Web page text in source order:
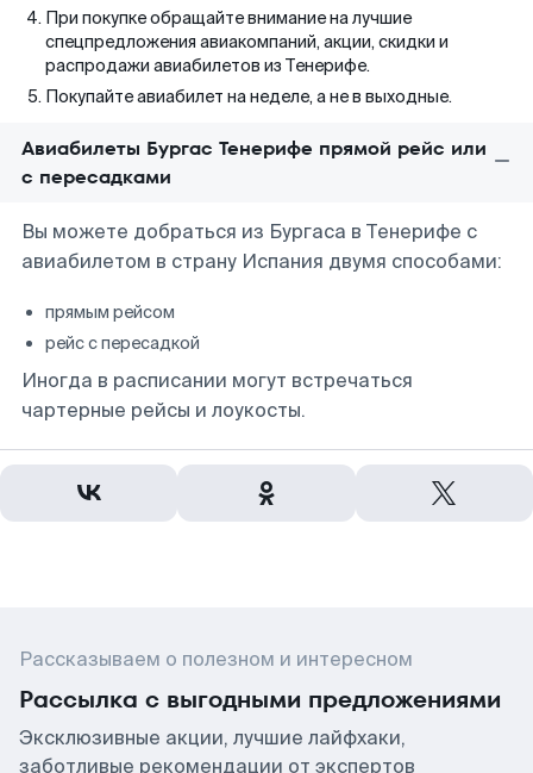
При покупке обращайте внимание на лучшие
спецпредложения авиакомпаний, акции, скидки и
распродажи авиабилетов из Тенерифе.
Покупайте авиабилет на неделе, а не в выходные.
Авиабилеты Бургас Тенерифе прямой рейс или
с пересадками
Вы можете добраться из Бургаса в Тенерифе с
авиабилетом в страну Испания двумя способами:
прямым рейсом
рейс с пересадкой
Иногда в расписании могут встречаться
чартерные рейсы и лоукосты.
Рассказываем о полезном и интересном
Рассылка с выгодными предложениями
Эксклюзивные акции, лучшие лайфхаки,
заботливые рекомендации от экспертов